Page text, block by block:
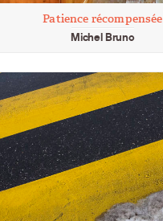
Patience récompensée
Michel Bruno